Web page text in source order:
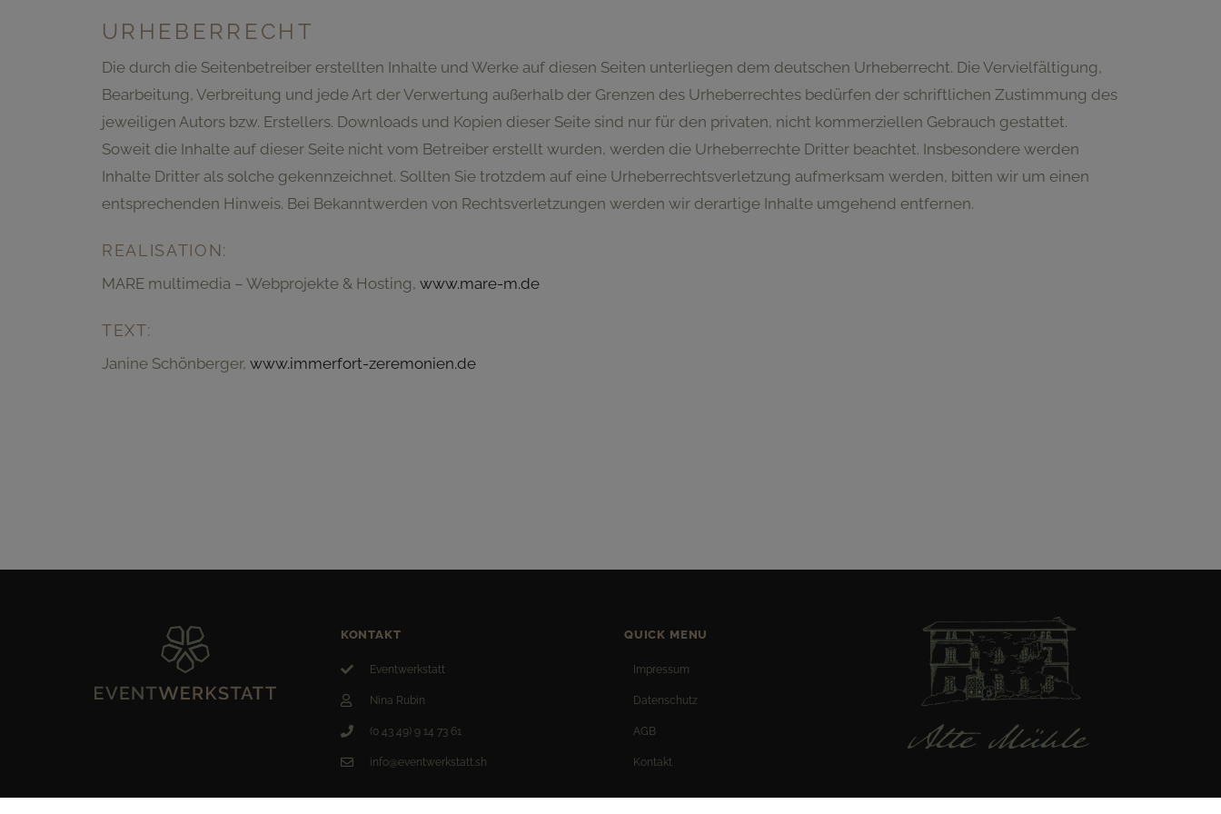
URHEBERRECHT
Die durch die Seitenbetreiber erstellten Inhalte und Werke auf diesen Seiten unterliegen dem deutschen Urheberrecht. Die Vervielfältigung,
Bearbeitung, Verbreitung und jede Art der Verwertung außerhalb der Grenzen des Urheberrechtes bedürfen der schriftlichen Zustimmung des
jeweiligen Autors bzw. Erstellers. Downloads und Kopien dieser Seite sind nur für den privaten, nicht kommerziellen Gebrauch gestattet.
Soweit die Inhalte auf dieser Seite nicht vom Betreiber erstellt wurden, werden die Urheberrechte Dritter beachtet. Insbesondere werden
Inhalte Dritter als solche gekennzeichnet. Sollten Sie trotzdem auf eine Urheberrechtsverletzung aufmerksam werden, bitten wir um einen
entsprechenden Hinweis. Bei Bekanntwerden von Rechtsverletzungen werden wir derartige Inhalte umgehend entfernen.
REALISATION:
MARE multimedia – Webprojekte & Hosting, www.mare-m.de
TEXT:
Janine Schönberger, www.immerfort-zeremonien.de
KONTAKT
Eventwerkstatt
Nina Rubin
(0 43 49) 9 14 73 61
info@eventwerkstatt.sh
QUICK MENU
Impressum
Datenschutz
AGB
Kontakt